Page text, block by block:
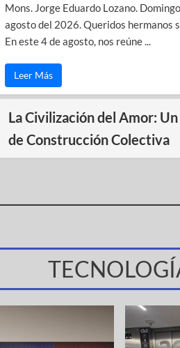
Mons. Jorge Eduardo Lozano.
agosto del 2026. Queridos hermanos
En este 4 de agosto, nos reúne ...
Leer Más
La Civilización del Amor:
de Construcción Colectiva